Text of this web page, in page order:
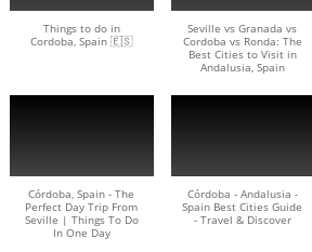
Things to do in
Cordoba, Spain 🇪🇸
Seville vs Granada vs
Cordoba vs Ronda: The
Best Cities to Visit in
Andalusia, Spain
Córdoba, Spain - The
Perfect Day Trip From
Seville | Things To Do
In One Day
Córdoba - Andalusia -
Spain Best Cities Guide
- Travel & Discover